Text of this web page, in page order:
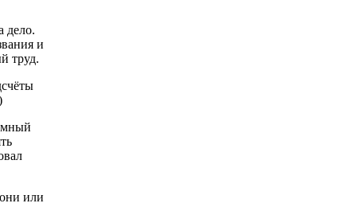
дело.
и
труд.
или